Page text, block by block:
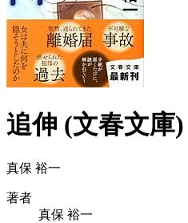
追伸 (文春文庫)
真保 裕一
著者
真保 裕一